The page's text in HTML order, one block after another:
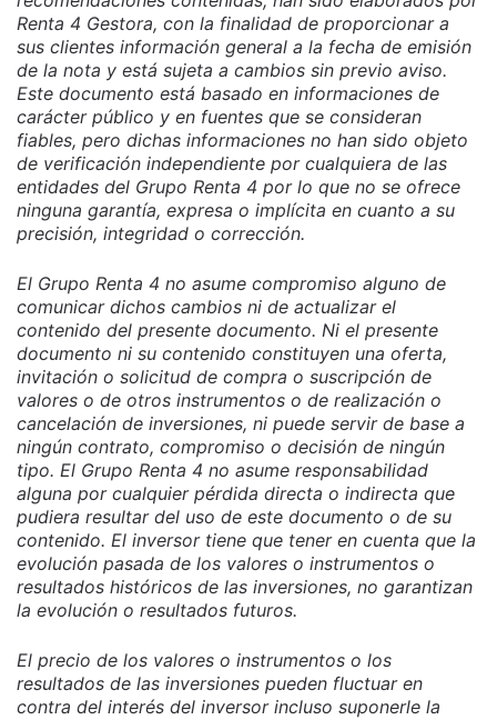
Renta 4 Gestora, con la finalidad de proporcionar a
sus clientes información general a la fecha de emisión
de la nota y está sujeta a cambios sin previo aviso.
Este documento está basado en informaciones de
carácter público y en fuentes que se consideran
fiables, pero dichas informaciones no han sido objeto
de verificación independiente por cualquiera de las
entidades del Grupo Renta 4 por lo que no se ofrece
ninguna garantía, expresa o implícita en cuanto a su
precisión, integridad o corrección.
El Grupo Renta 4 no asume compromiso alguno de
comunicar dichos cambios ni de actualizar el
contenido del presente documento. Ni el presente
documento ni su contenido constituyen una oferta,
invitación o solicitud de compra o suscripción de
valores o de otros instrumentos o de realización o
cancelación de inversiones, ni puede servir de base a
ningún contrato, compromiso o decisión de ningún
tipo. El Grupo Renta 4 no asume responsabilidad
alguna por cualquier pérdida directa o indirecta que
pudiera resultar del uso de este documento o de su
contenido. El inversor tiene que tener en cuenta que la
evolución pasada de los valores o instrumentos o
resultados históricos de las inversiones, no garantizan
la evolución o resultados futuros.
El precio de los valores o instrumentos o los
resultados de las inversiones pueden fluctuar en
contra del interés del inversor incluso suponerle la